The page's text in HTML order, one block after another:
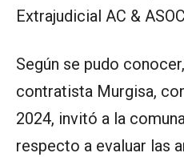
Extrajudicial AC &
Según se pudo
contratista Murgisa,
2024, invitó a la
respecto a evaluar las